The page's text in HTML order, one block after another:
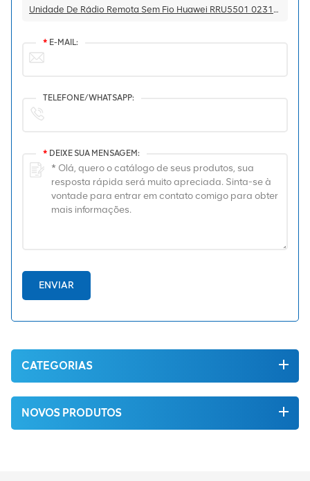
Unidade De Rádio Remota Sem Fio Huawei RRU5501 02311VMD Para DBS5900
* E-MAIL:
TELEFONE/WHATSAPP:
* DEIXE SUA MENSAGEM:
ENVIAR
CATEGORIAS
NOVOS PRODUTOS